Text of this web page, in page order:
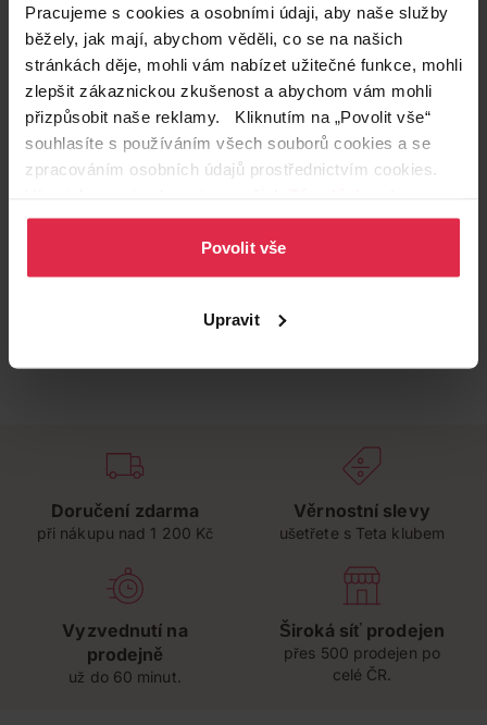
Pracujeme s cookies a osobními údaji, aby naše služby
běžely, jak mají, abychom věděli, co se na našich
stránkách děje, mohli vám nabízet užitečné funkce, mohli
zlepšit zákaznickou zkušenost a abychom vám mohli
přizpůsobit naše reklamy. Kliknutím na „Povolit vše“
souhlasíte s používáním všech souborů cookies a se
zpracováním osobních údajů prostřednictvím cookies.
osobních údajů.
Povolit vše
Upravit
Podobné produkty
Doručení zdarma
při nákupu nad 1 200 Kč
Věrnostní slevy
ušetřete s Teta klubem
Vyzvednutí na
prodejně
už do 60 minut.
Široká síť prodejen
přes 500 prodejen po
celé ČR.